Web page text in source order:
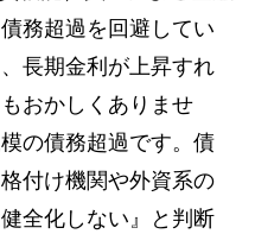
務超過を回避してい
長期金利が上昇すれ
おかしくありませ
の債務超過です。債
付け機関や外資系の
全化しない』と判断